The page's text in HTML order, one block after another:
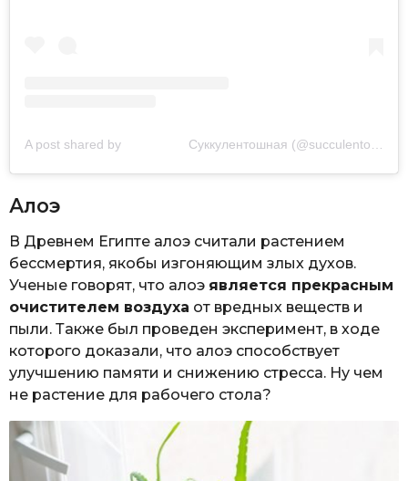
A post shared by ⠀⠀⠀⠀⠀⠀⠀Суккулентошная (@succulentoshnaya)
Алоэ
В Древнем Египте алоэ считали растением
бессмертия, якобы изгоняющим злых духов.
Ученые говорят, что алоэ является прекрасным
очистителем воздуха от вредных веществ и
пыли. Также был проведен эксперимент, в ходе
которого доказали, что алоэ способствует
улучшению памяти и снижению стресса. Ну чем
не растение для рабочего стола?